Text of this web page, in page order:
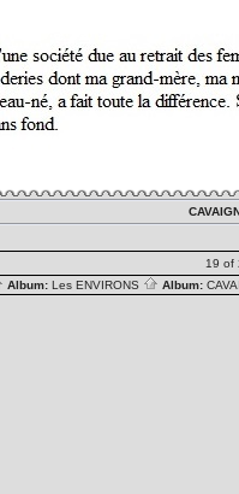
19 of
Album: Les ENVIRONS Album: